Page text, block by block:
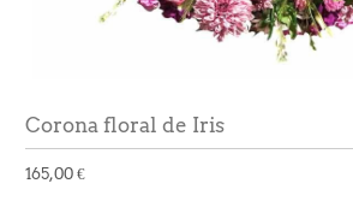
Corona floral de Iris
165,00 €